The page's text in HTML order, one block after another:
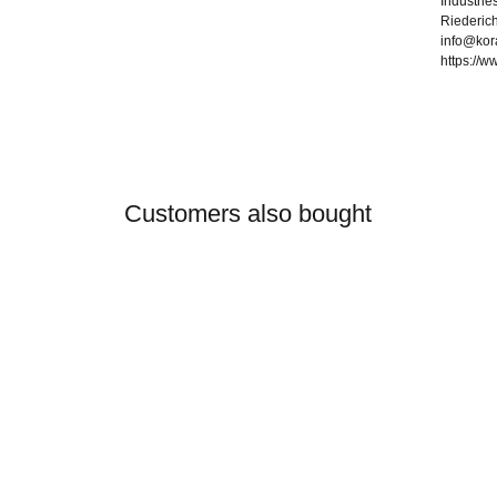
https://
Customers also bought